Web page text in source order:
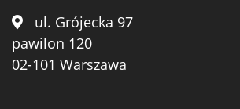
ul. Grójecka 97
pawilon 120
02-101 Warszawa